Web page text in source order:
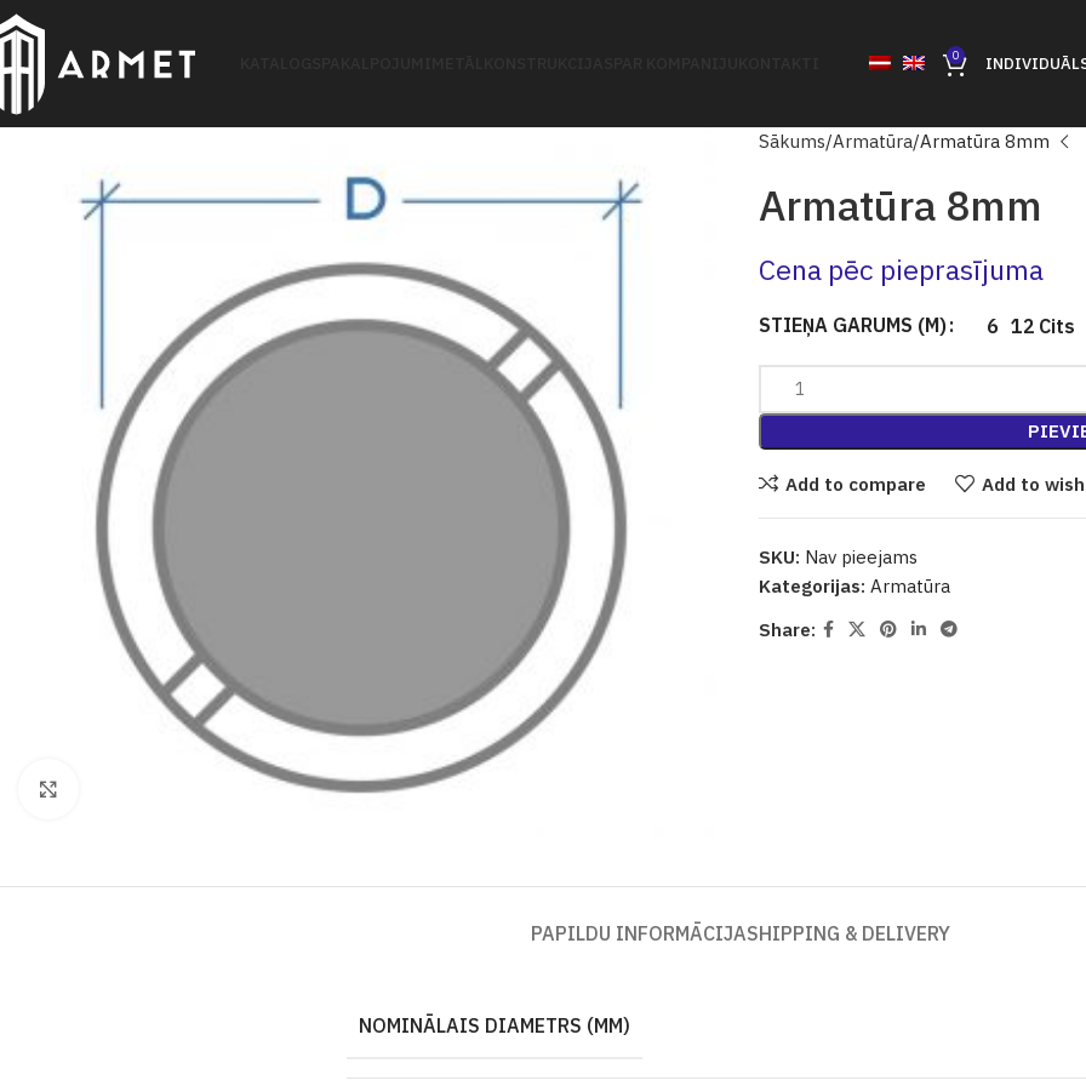
0
Sākums Armatūra Armatūra 8mm
Armatūra 8mm
Cena pēc pieprasījuma
STIEŅA GARUMS (M) 6 12 Cits
Add to compare Add to
SKU: Nav pieejams
Kategorijas: Armatūra
Share:
PAPILDU INFORMĀCIJASHIPPING & DELIVERY
NOMINĀLAIS DIAMETRS (MM)